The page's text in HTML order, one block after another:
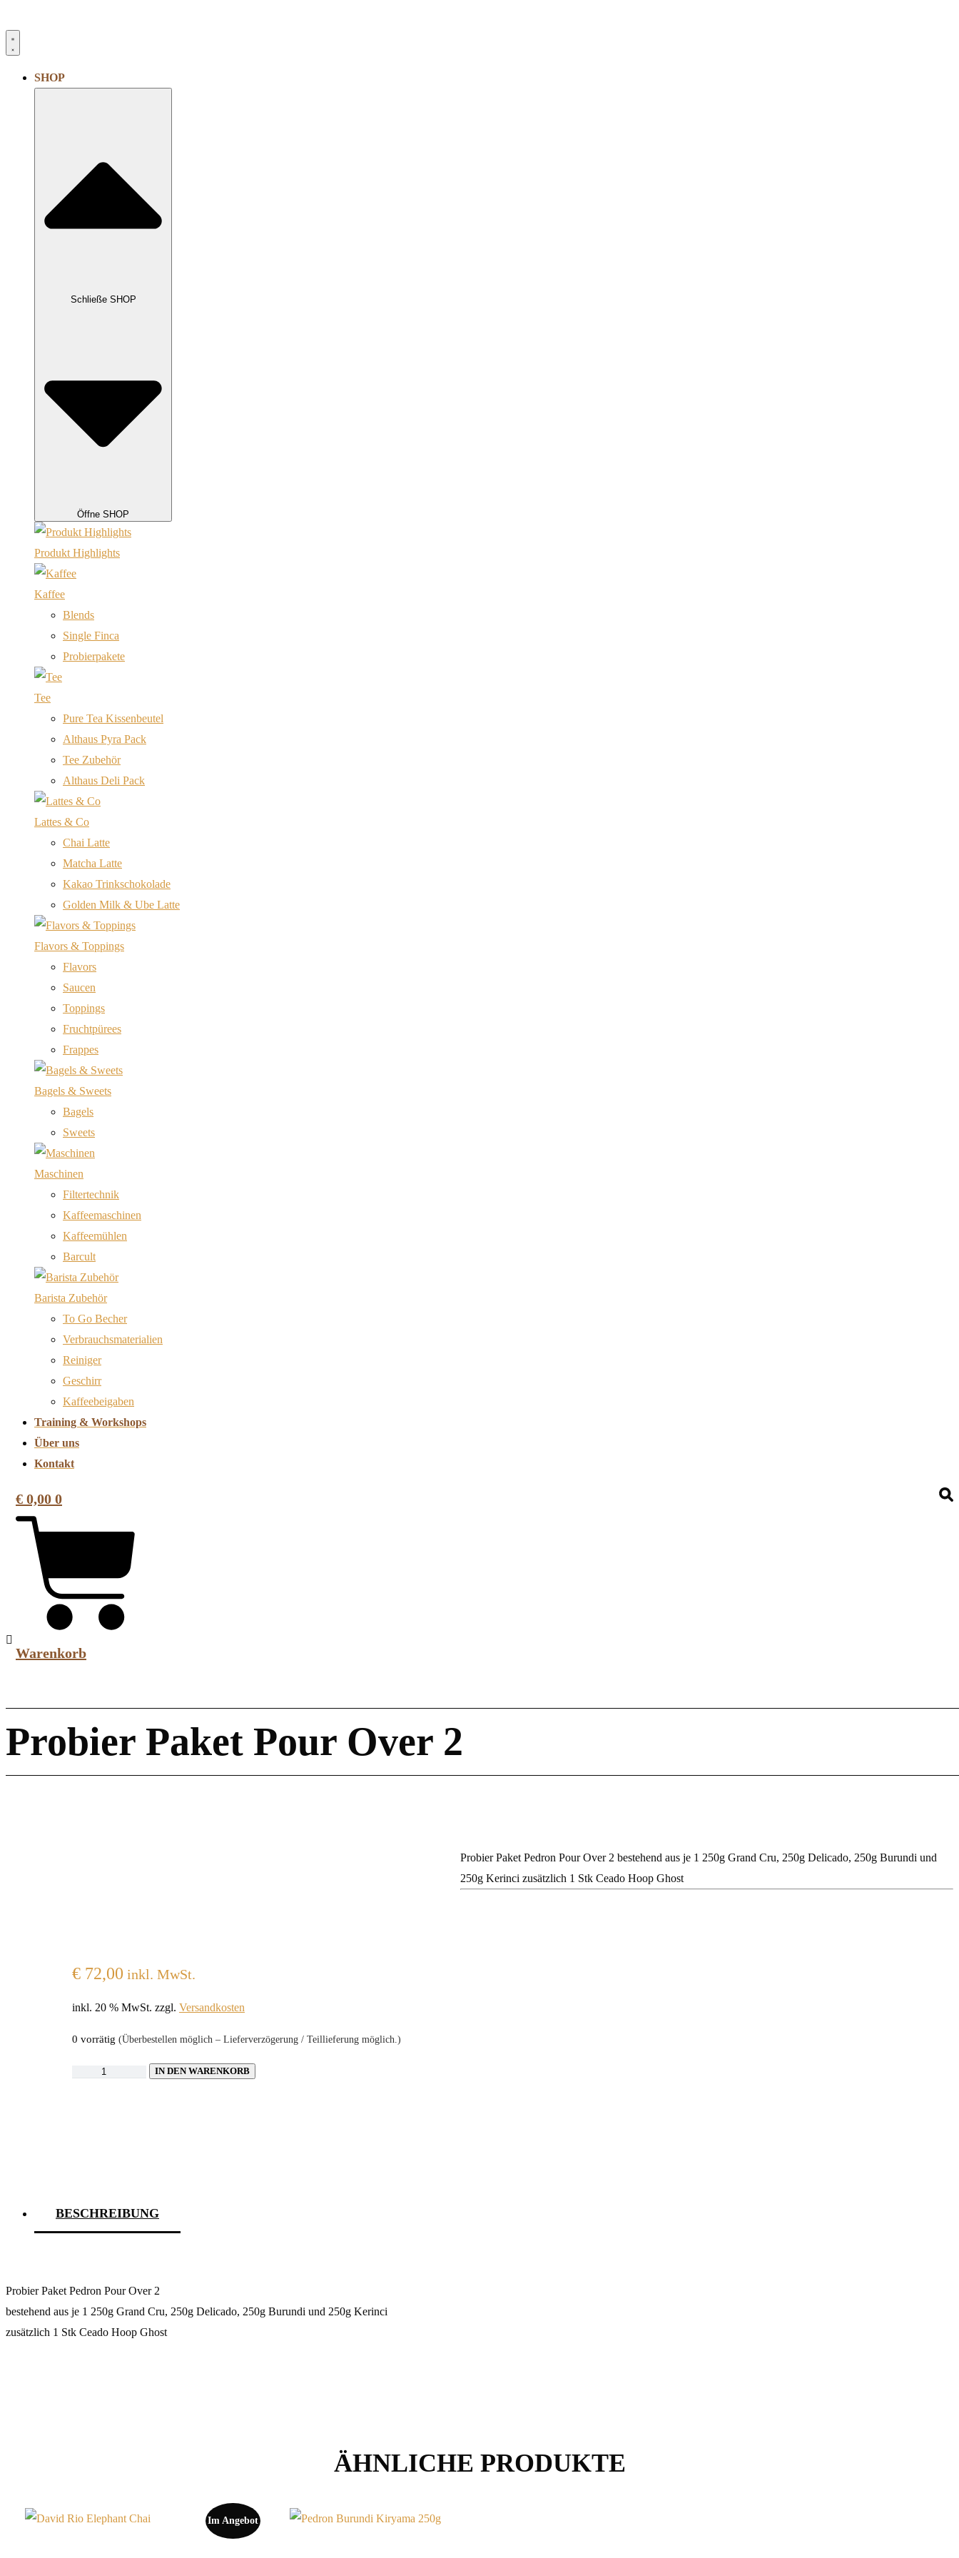
SHOP
Schließe SHOP
Öffne SHOP
Produkt Highlights
Kaffee
Blends
Single Finca
Probierpakete
Tee
Pure Tea Kissenbeutel
Althaus Pyra Pack
Tee Zubehör
Althaus Deli Pack
Lattes & Co
Chai Latte
Matcha Latte
Kakao Trinkschokolade
Golden Milk & Ube Latte
Flavors & Toppings
Flavors
Saucen
Toppings
Fruchtpürees
Frappes
Bagels & Sweets
Bagels
Sweets
Maschinen
Filtertechnik
Kaffeemaschinen
Kaffeemühlen
Barcult
Barista Zubehör
To Go Becher
Verbrauchsmaterialien
Reiniger
Geschirr
Kaffeebeigaben
Training & Workshops
Über uns
Kontakt
€ 0,00 0
Warenkorb
Probier Paket Pour Over 2
Probier Paket Pedron Pour Over 2 bestehend aus je 1 250g Grand Cru, 250g Delicado, 250g Burundi und
250g Kerinci zusätzlich 1 Stk Ceado Hoop Ghost
€72,00 inkl. MwSt.
inkl. 20 % MwSt. zzgl. Versandkosten
0 vorrätig (Überbestellen möglich – Lieferverzögerung / Teillieferung möglich.)
Probier
IN DEN WARENKORB
BESCHREIBUNG
Probier Paket Pedron Pour Over 2
bestehend aus je 1 250g Grand Cru, 250g Delicado, 250g Burundi und 250g Kerinci
zusätzlich 1 Stk Ceado Hoop Ghost
ÄHNLICHE PRODUKTE
Im Angebot